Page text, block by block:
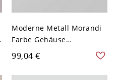
Moderne Metall Morandi
Farbe Gehäuse
Deckenleuchte Rund
Schirm LED 1-Licht
Deckenlampe - Weiß
99,04 €